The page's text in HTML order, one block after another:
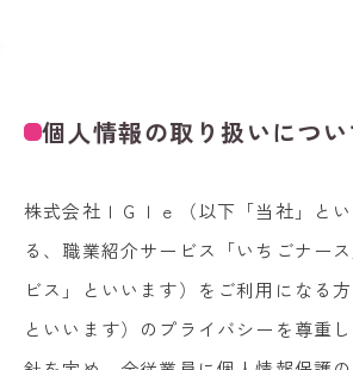
個人情報の取り扱いについ
株式会社ＩＧＩｅ（以下「当社」と
る、職業紹介サービス「いちごナー
ビス」といいます）をご利用になる方
といいます）のプライバシーを尊重